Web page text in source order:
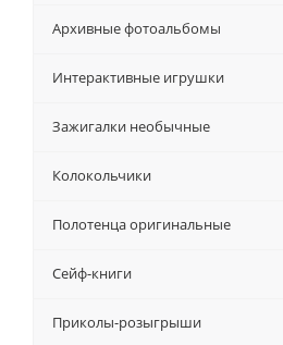
Архивные фотоальбомы
Интерактивные игрушки
Зажигалки необычные
Колокольчики
Полотенца оригинальные
Сейф-книги
Приколы-розыгрыши